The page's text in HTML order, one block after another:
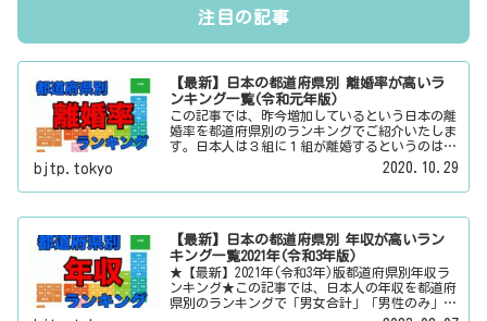
注目の記事
【最新】日本の都道府県別 離婚率が高いラ
ンキング一覧(令和元年版)
この記事では、昨今増加しているという日本の離
婚率を都道府県別のランキングでご紹介いたしま
す。日本人は３組に１組が離婚するというのは本
当なのかその真偽は？その他にも、大日本観光新
聞では、方言・お土産・名物・観光スポット・デ
ートスポット・パワースポット・心霊スポットな
しています。
bjtp.tokyo 2020.10.29
【最新】日本の都道府県別 年収が高いラン
キング一覧2021年(令和3年版)
★【最新】2021年(令和3年)版都道府県別年収ラ
ンキング★この記事では、日本人の年収を都道府
県別のランキングで「男女合計」「男性のみ」
「女性のみ」の３パターンでご紹介いたします。